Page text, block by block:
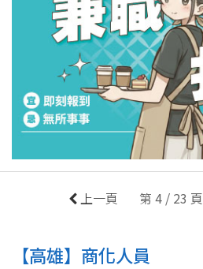
上一頁 第 4 / 23 頁
【高雄】商化人員